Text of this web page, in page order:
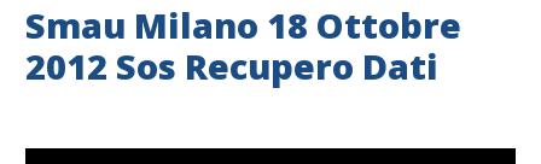
Smau Milano 18 Ottobre
2012 Sos Recupero Dati